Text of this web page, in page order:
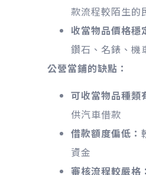
款流程較陌生的
收當物品價格穩
鑽石、名錶、機
公營當鋪的缺點：
可收當物品種類
供汽車借款
借款額度偏低：
資金
審核流程較嚴格：